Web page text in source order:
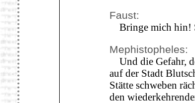
Faust:
Bringe mich hin!
Mephistopheles:
Und die Gefahr,
auf der Stadt
Stätte schweben
den